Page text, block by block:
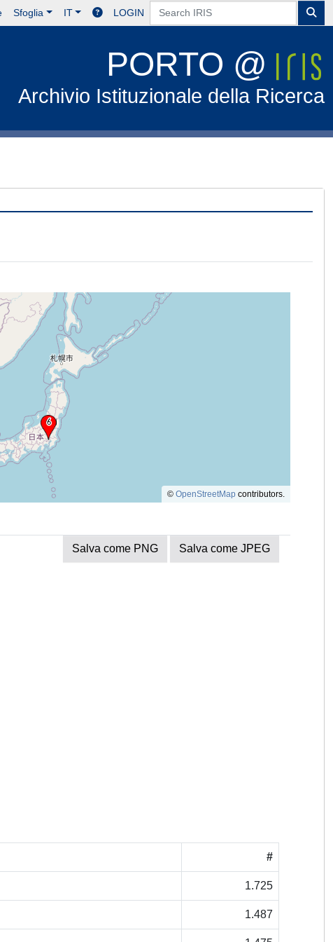
Sfoglia IT LOGIN
PORTO @
Archivio Istituzionale della Ricerca
© OpenStreetMap contributors.
Salva come PNG Salva come JPEG
#
1.725
1.487